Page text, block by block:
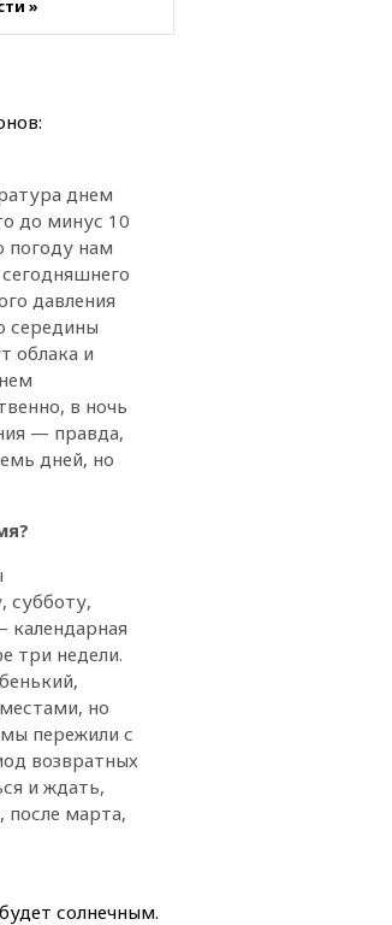
зеленой ветки
«Радиостанции
прозвучали три
человек
при наезде
на толпу в Омске
определился
дело по
женщины и
Раменском
пять человек
связанных с
денег, достигло
показателя
трехлетний
при падении
с 1 сентября
билеты на
транспорт
пролива
»
днем
до минус 10
погоду нам
давления
середины
облака и
в ночь
— правда,
дней, но
субботу,
календарная
три недели.
но
пережили с
возвратных
и ждать,
после марта,
солнечным.